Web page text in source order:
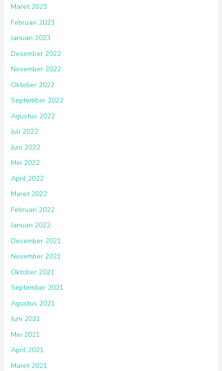
Maret 2023
Februari 2023
Januari 2023
Desember 2022
November 2022
Oktober 2022
September 2022
Agustus 2022
Juli 2022
Juni 2022
Mei 2022
April 2022
Maret 2022
Februari 2022
Januari 2022
Desember 2021
November 2021
Oktober 2021
September 2021
Agustus 2021
Juni 2021
Mei 2021
April 2021
Maret 2021